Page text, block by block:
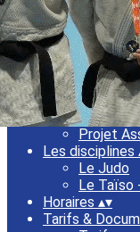
Accueil▴ ▾
Le Club▴▾
Notre
L'équipe
Label
Projet
Les disciplines
Le Judo
Le Taïso
Horaires ▴▾
Tarifs &